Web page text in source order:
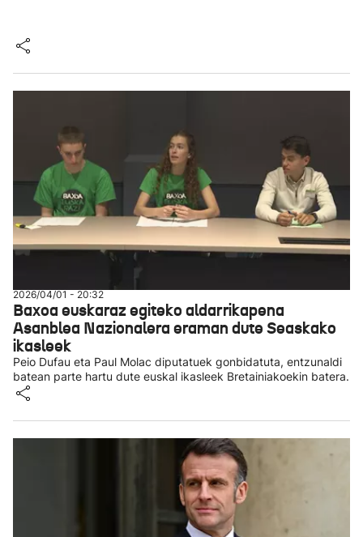
2026/04/01 - 20:32
Baxoa euskaraz egiteko aldarrikapena
Asanblea Nazionalera eraman dute Seaskako
ikasleek
Peio Dufau eta Paul Molac diputatuek gonbidatuta, entzunaldi
batean parte hartu dute euskal ikasleek Bretainiakoekin batera.